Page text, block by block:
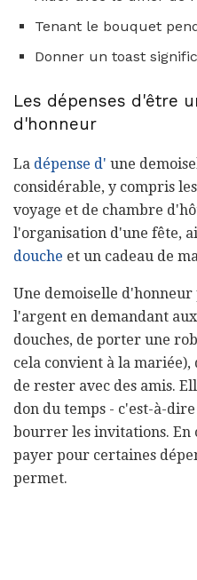
Tenant le bouquet
Donner un toast
Les dépenses d'être
d'honneur
La dépense d' une
considérable, y compris
voyage et de chambre
l'organisation d'une fête,
douche et un cadeau de
Une demoiselle d'honneur
l'argent en demandant
douches, de porter une
cela convient à la
de rester avec des amis.
don du temps - c'est-à-
bourrer les invitations. En
payer pour certaines
permet.